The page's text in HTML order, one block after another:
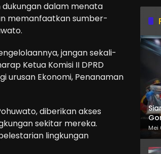
dukungan dalam menata
memanfaatkan sumber-
jangan sekali-
Ketua Komisi II DPRD
urusan Ekonomi, Penanaman
diberikan akses
sekitar mereka.
lingkungan
Mei